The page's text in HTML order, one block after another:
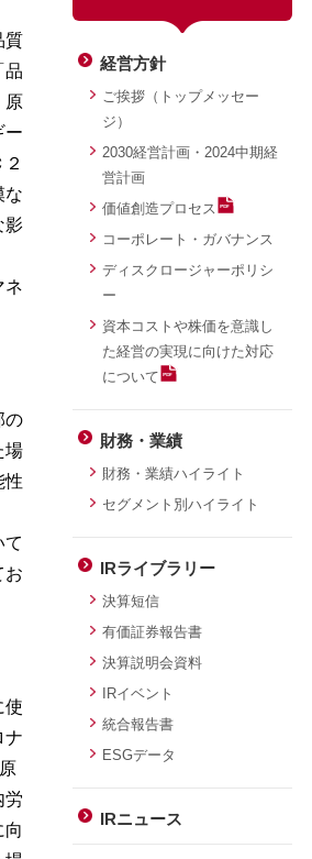
質
品
原
ー
な
影
ネ
の
場
性
て
お
使
ナ
労
向
経営方針
ご挨拶（トップメッセー
ジ）
2030経営計画・2024中期経
営計画
価値創造プロセス
コーポレート・ガバナンス
ディスクロージャーポリシ
ー
資本コストや株価を意識し
た経営の実現に向けた対応
について
財務・業績
財務・業績ハイライト
セグメント別ハイライト
IRライブラリー
決算短信
有価証券報告書
決算説明会資料
IRイベント
統合報告書
ESGデータ
IRニュース